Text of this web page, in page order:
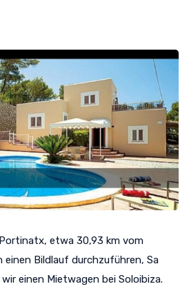
etwa 30,93 km vom
einen Bildlauf durchzuführen, Sa
einen Mietwagen bei Soloibiza.